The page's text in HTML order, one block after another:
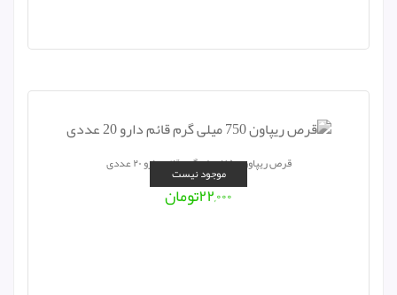
موجود نیست قرص ریپاون ۷۵۰ میلی گرم قائم دارو ۲۰ عددی
۲۲,۰۰۰تومان